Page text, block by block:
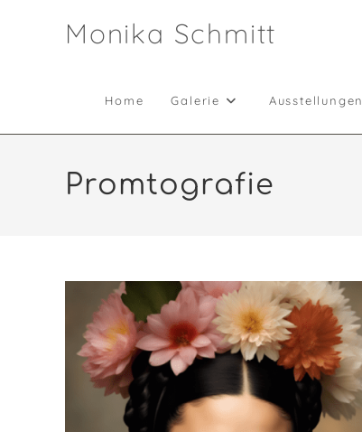
Monika Schmitt
Home Galerie Ausstellungen
Promtografie